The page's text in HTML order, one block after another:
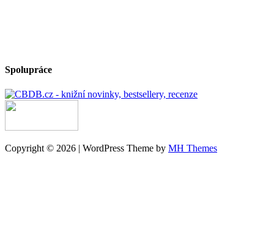
Spolupráce
Copyright © 2026 | WordPress Theme by MH Themes